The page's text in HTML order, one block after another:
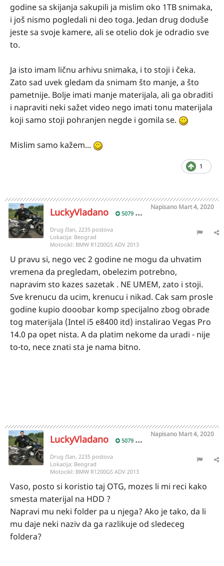
godine sa skijanja sakupili ja mislim oko 1TB snimaka,
i još nismo pogledali ni deo toga. Jedan drug doduše
jeste sa svoje kamere, ali se otelio dok je odradio sve
to.
Ja isto imam ličnu arhivu snimaka, i to stoji i čeka.
Zato sad uvek gledam da snimam što manje, a što
pametnije. Bolje imati manje materijala, ali ga obraditi
i napraviti neki sažet video nego imati tonu materijala
koji samo stoji pohranjen negde i gomila se.
Mislim samo kažem...
1
LuckyVladano 5079
Napisano Mart 4, 2020
Drug član, 2235 postova
Lokacija: Beograd
Motocikl: BMW R1200GS ADV 2013
U pravu si, nego vec 2 godine ne mogu da uhvatim
vremena da pregledam, obelezim potrebno,
napravim sto kazes sazetak . NE UMEM, zato i stoji.
Sve krenucu da ucim, krenucu i nikad. Cak sam prosle
godine kupio dooobar komp specijalno zbog obrade
tog materijala (Intel i5 e8400 itd) instalirao Vegas Pro
14.0 pa opet nista. A da platim nekome da uradi - nije
to-to, nece znati sta je nama bitno.
LuckyVladano 5079
Napisano Mart 4, 2020
Drug član, 2235 postova
Lokacija: Beograd
Motocikl: BMW R1200GS ADV 2013
Vaso, posto si koristio taj OTG, mozes li mi reci kako
smesta materijal na HDD ?
Napravi mu neki folder pa u njega? Ako je tako, da li
mu daje neki naziv da ga razlikuje od sledeceg
foldera?